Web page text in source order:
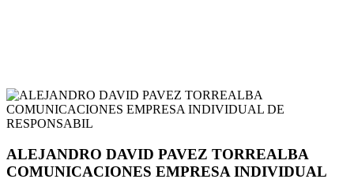
ALEJANDRO DAVID PAVEZ TORREALBA
COMUNICACIONES EMPRESA INDIVIDUAL